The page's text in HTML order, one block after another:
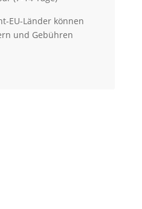
EU-Länder können
und Gebühren